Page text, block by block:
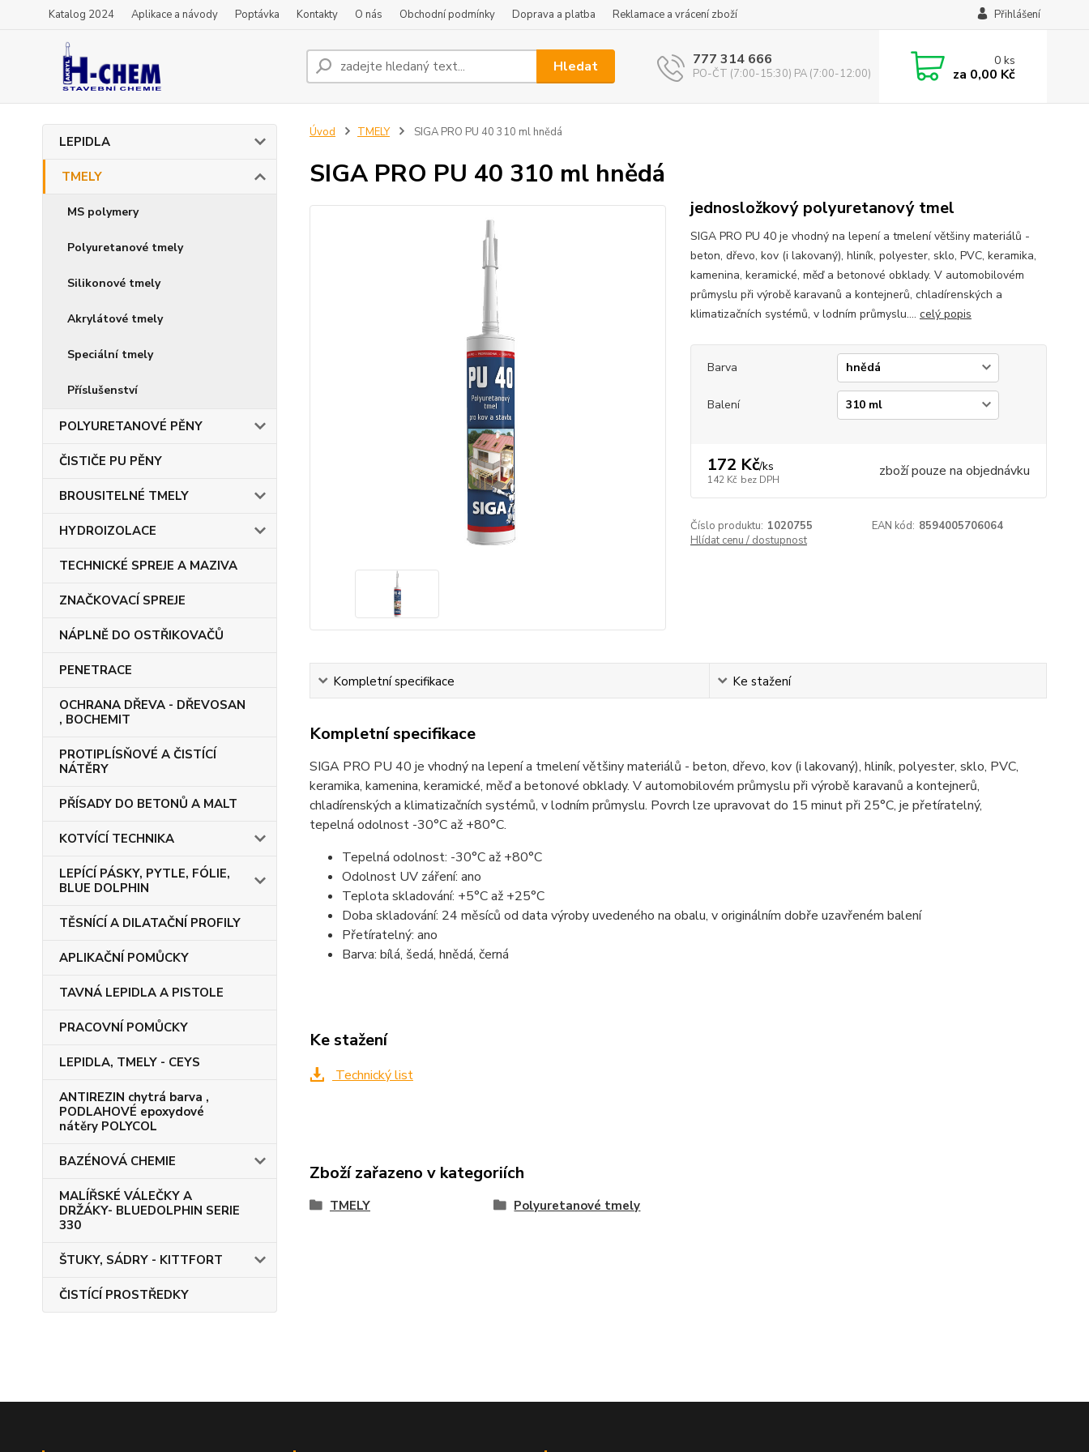
Katalog 2024 Aplikace a návody Poptávka Kontakty O nás Obchodní podmínky Doprava a platba Reklamace a vrácení zboží Přihlášení
Hledat 777 314 666
PO-ČT (7:00-15:30) PA (7:00-12:00)
0ks
za 0,00 Kč
LEPIDLA
TMELY
MS polymery
Polyuretanové tmely
Silikonové tmely
Akrylátové tmely
Speciální tmely
Příslušenství
POLYURETANOVÉ PĚNY
ČISTIČE PU PĚNY
BROUSITELNÉ TMELY
HYDROIZOLACE
TECHNICKÉ SPREJE A MAZIVA
ZNAČKOVACÍ SPREJE
NÁPLNĚ DO OSTŘIKOVAČŮ
PENETRACE
OCHRANA DŘEVA - DŘEVOSAN
, BOCHEMIT
PROTIPLÍSŇOVÉ A ČISTÍCÍ
NÁTĚRY
PŘÍSADY DO BETONŮ A MALT
KOTVÍCÍ TECHNIKA
LEPÍCÍ PÁSKY, PYTLE, FÓLIE,
BLUE DOLPHIN
TĚSNÍCÍ A DILATAČNÍ PROFILY
APLIKAČNÍ POMŮCKY
TAVNÁ LEPIDLA A PISTOLE
PRACOVNÍ POMŮCKY
LEPIDLA, TMELY - CEYS
ANTIREZIN chytrá barva ,
PODLAHOVÉ epoxydové
nátěry POLYCOL
BAZÉNOVÁ CHEMIE
MALÍŘSKÉ VÁLEČKY A
DRŽÁKY- BLUEDOLPHIN SERIE
330
ŠTUKY, SÁDRY - KITTFORT
ČISTÍCÍ PROSTŘEDKY
Úvod TMELY SIGA PRO PU 40 310 ml hnědá
SIGA PRO PU 40 310 ml hnědá
jednosložkový polyuretanový tmel
SIGA PRO PU 40 je vhodný na lepení a tmelení většiny materiálů -
beton, dřevo, kov (i lakovaný), hliník, polyester, sklo, PVC, keramika,
kamenina, keramické, měď a betonové obklady. V automobilovém
průmyslu při výrobě karavanů a kontejnerů, chladírenských a
klimatizačních systémů, v lodním průmyslu.... celý popis
Barva
Balení
172 Kč/ks
142 Kč bez DPH zboží pouze na objednávku
Číslo produktu: 1020755 EAN kód: 8594005706064
Hlídat cenu / dostupnost
Kompletní specifikace Ke stažení
Kompletní specifikace
SIGA PRO PU 40 je vhodný na lepení a tmelení většiny materiálů - beton, dřevo, kov (i lakovaný), hliník, polyester, sklo, PVC,
keramika, kamenina, keramické, měď a betonové obklady. V automobilovém průmyslu při výrobě karavanů a kontejnerů,
chladírenských a klimatizačních systémů, v lodním průmyslu. Povrch lze upravovat do 15 minut při 25°C, je přetíratelný,
tepelná odolnost -30°C až +80°C.
Tepelná odolnost: -30°C až +80°C
Odolnost UV záření: ano
Teplota skladování: +5°C až +25°C
Doba skladování: 24 měsíců od data výroby uvedeného na obalu, v originálním dobře uzavřeném balení
Přetíratelný: ano
Barva: bílá, šedá, hnědá, černá
Ke stažení
Technický list
Zboží zařazeno v kategoriích
TMELY Polyuretanové tmely